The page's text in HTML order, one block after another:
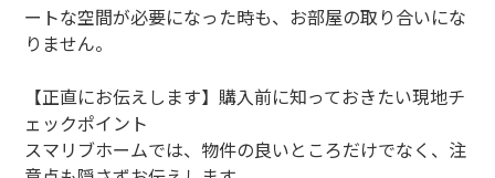
ートな空間が必要になった時も、お部屋の取り合いにな
りません。
【正直にお伝えします】購入前に知っておきたい現地チ
ェックポイント
スマリブホームでは、物件の良いところだけでなく、注